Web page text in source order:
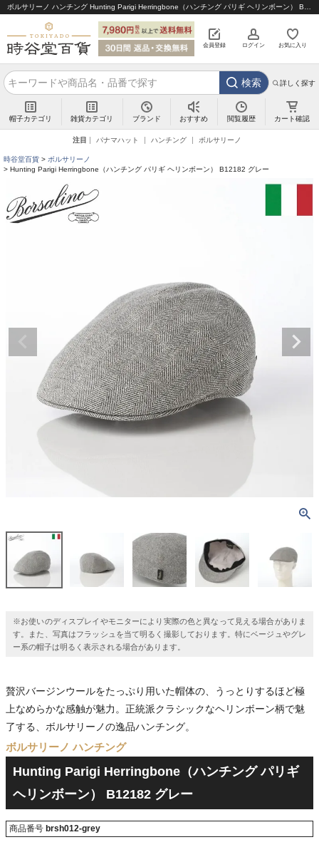
会員登録 ログイン お気に入り
検索 詳しく探す
帽子カテゴリ 雑貨カテゴリ ブランド おすすめ 閲覧履歴 カート確認
注目 パナマハット ハンチング ボルサリーノ
時谷堂百貨
ボルサリーノ
Hunting Parigi Herringbone（ハンチング パリギ ヘリンボーン） B12182 グレー
※お使いのディスプレイやモニターにより実際の色と異なって見える場合がありま
す。また、写真はフラッシュを当て明るく撮影しております。特にベージュやグレ
ー系の帽子は明るく表示される場合があります。
贅沢バージンウールをたっぷり用いた帽体の、うっとりするほど極
上なめらかな感触が魅力。正統派クラシックなヘリンボーン柄で魅
了する、ボルサリーノの逸品ハンチング。
ボルサリーノ ハンチング
Hunting Parigi Herringbone（ハンチング パリギ
ヘリンボーン） B12182 グレー
商品番号 brsh012-grey